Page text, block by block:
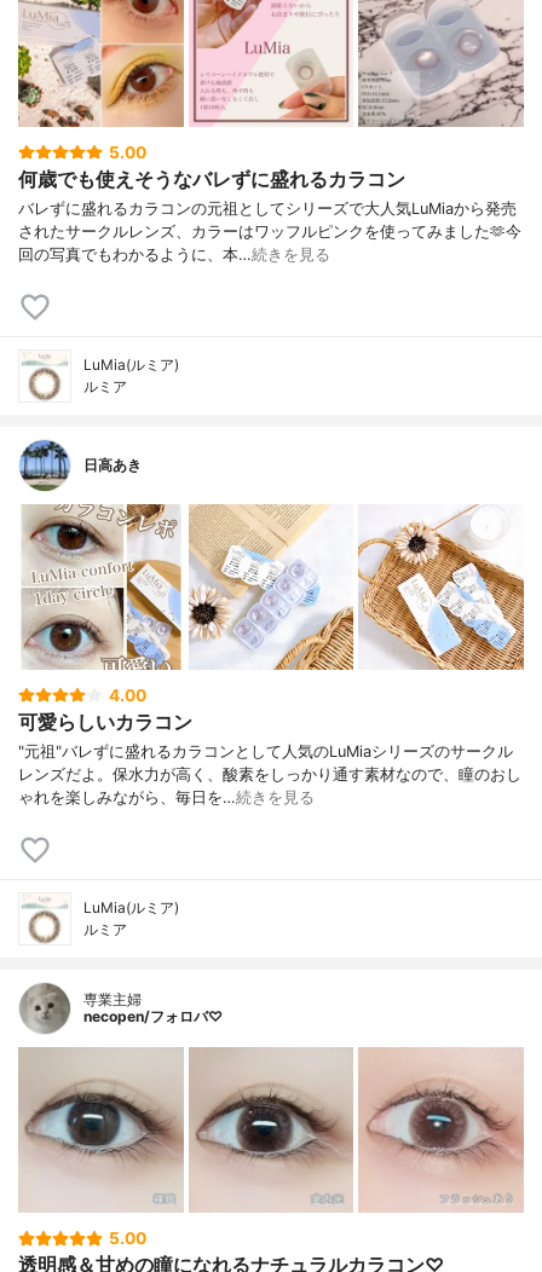
5.00
何歳でも使えそうなバレずに盛れるカラコン
バレずに盛れるカラコンの元祖としてシリーズで大人気LuMiaから発売
されたサークルレンズ、カラーはワッフルピンクを使ってみました🫶今
回の写真でもわかるように、本…続きを見る
LuMia(ルミア)
ルミア
日高あき
4.00
可愛らしいカラコン
"元祖"バレずに盛れるカラコンとして人気のLuMiaシリーズのサークル
レンズだよ。保水力が高く、酸素をしっかり通す素材なので、瞳のおし
ゃれを楽しみながら、毎日を…続きを見る
LuMia(ルミア)
ルミア
専業主婦
necopen/フォロバ♡
5.00
透明感＆甘めの瞳になれるナチュラルカラコン♡